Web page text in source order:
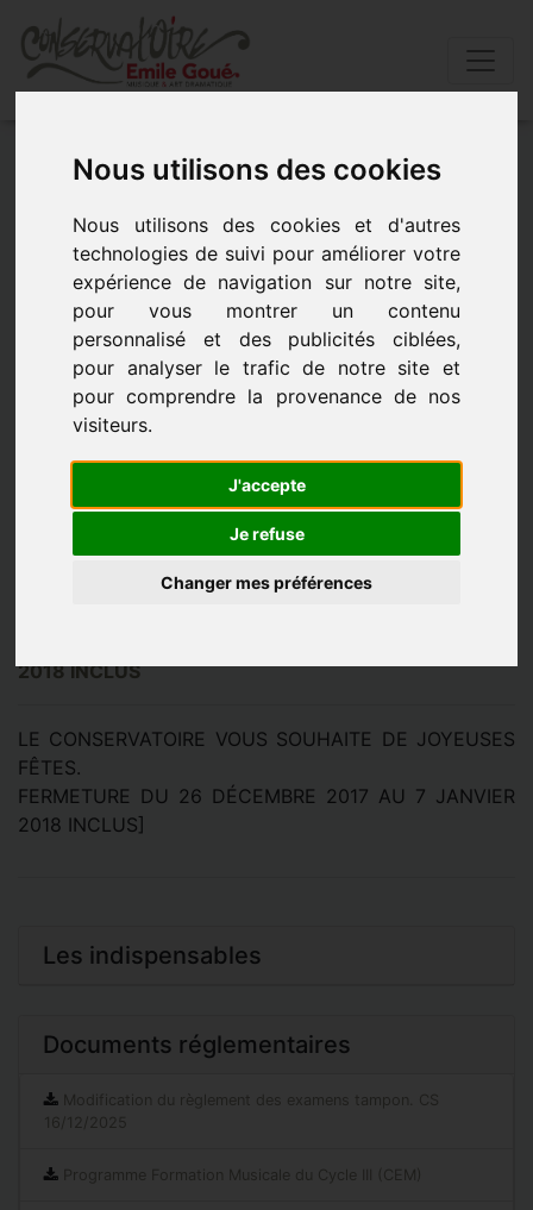
Nous utilisons des cookies
Nous utilisons des cookies et d'autres
technologies de suivi pour améliorer votre
expérience de navigation sur notre site,
pour vous montrer un contenu
personnalisé et des publicités ciblées,
pour analyser le trafic de notre site et
pour comprendre la provenance de nos
visiteurs.
J'accepte
Je refuse
Changer mes préférences
Accueil» Actualités» FÊtes de fin d’annÉe
FÊTES DE FIN D’ANNÉE
- le 8 janvier 2018 à 10h00
LE CONSERVATOIRE VOUS SOUHAITE DE JOYEUSES
2018 INCLUS
LE CONSERVATOIRE VOUS SOUHAITE DE JOYEUSES
FÊTES.
FERMETURE DU 26 DÉCEMBRE 2017 AU 7 JANVIER
2018 INCLUS]
Les indispensables
Documents réglementaires
Modification du règlement des examens tampon. CS
16/12/2025
Programme Formation Musicale du Cycle III (CEM)